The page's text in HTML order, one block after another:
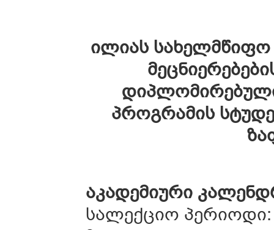
ილიას სახელმწიფო
პროგრამის
აკადემიური
სალექციო პერიოდი: